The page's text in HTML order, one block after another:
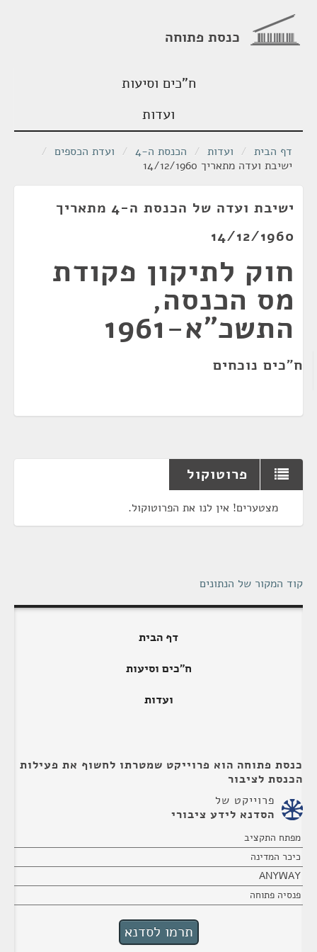
כנסת פתוחה
ח"כים וסיעות
ועדות
דף הבית / ועדות / הכנסת ה-4 / ועדת הכספים /
ישיבת ועדה מתאריך 14/12/1960
ישיבת ועדה של הכנסת ה-4 מתאריך
14/12/1960
חוק לתיקון פקודת
מס הכנסה,
התשכ"א-1961
ח"כים נוכחים
פרוטוקול
מצטערים! אין לנו את הפרוטוקול.
קוד המקור של הנתונים
דף הבית
ח"כים וסיעות
ועדות
כנסת פתוחה הוא פרוייקט שמטרתו לחשוף את פעילות
הכנסת לציבור
פרוייקט של
הסדנא לידע ציבורי
מפתח התקציב
כיכר המדינה
ANYWAY
פנסיה פתוחה